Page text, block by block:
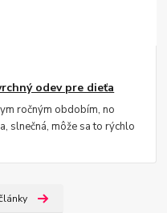
odev pre dieťa
ročným obdobím, no
slnečná, môže sa to rýchlo